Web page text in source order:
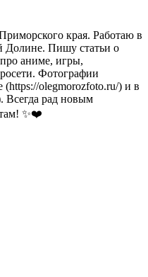
края. Работаю в
Долине. Пишу статьи о
аниме, игры,
Фотографии
olegmorozfoto.ru/) и в
Всегда рад новым
✨❤️